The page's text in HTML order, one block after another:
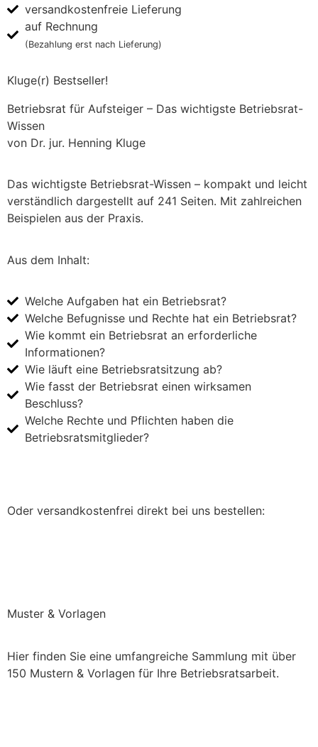
versandkostenfreie Lieferung
auf Rechnung
(Bezahlung erst nach Lieferung)
Kluge(r) Bestseller!
Betriebsrat für Aufsteiger – Das wichtigste Betriebsrat-
Wissen
von Dr. jur. Henning Kluge
Das wichtigste Betriebsrat-Wissen – kompakt und leicht
verständlich dargestellt auf 241 Seiten. Mit zahlreichen
Beispielen aus der Praxis.
Aus dem Inhalt:
Welche Aufgaben hat ein Betriebsrat?
Welche Befugnisse und Rechte hat ein Betriebsrat?
Wie kommt ein Betriebsrat an erforderliche
Informationen?
Wie läuft eine Betriebsratsitzung ab?
Wie fasst der Betriebsrat einen wirksamen
Beschluss?
Welche Rechte und Pflichten haben die
Betriebsratsmitglieder?
Oder versandkostenfrei direkt bei uns bestellen:
Muster & Vorlagen
Hier finden Sie eine umfangreiche Sammlung mit über
150 Mustern & Vorlagen für Ihre Betriebsratsarbeit.